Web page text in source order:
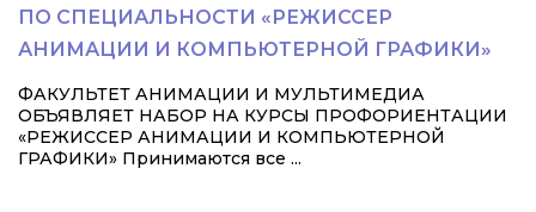
ПО СПЕЦИАЛЬНОСТИ «РЕЖИССЕР
АНИМАЦИИ И КОМПЬЮТЕРНОЙ ГРАФИКИ»
ФАКУЛЬТЕТ АНИМАЦИИ И МУЛЬТИМЕДИА
ОБЪЯВЛЯЕТ НАБОР НА КУРСЫ ПРОФОРИЕНТАЦИИ
«РЕЖИССЕР АНИМАЦИИ И КОМПЬЮТЕРНОЙ
ГРАФИКИ» Принимаются все ...